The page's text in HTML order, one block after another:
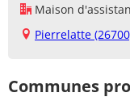
Maison
Pierrelatte
Communes